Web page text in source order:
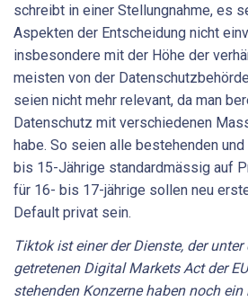
schreibt in einer Stellungnahme, es
Aspekten der Entscheidung nicht
insbesondere mit der Höhe der
meisten von der
seien nicht mehr relevant, da man
Datenschutz mit verschiedenen
habe. So seien alle bestehenden
bis 15-Jährige standardmässig auf
für 16- bis 17-jährige sollen neu
Default privat sein.
Tiktok ist einer der Dienste, der
getretenen Digital Markets Act der
stehenden Konzerne haben noch